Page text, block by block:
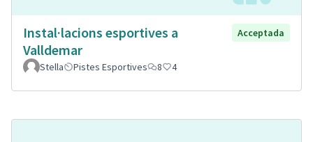
Instal·lacions esportives a
Valldemar
Acceptada
Stella Pistes Esportives 8 4